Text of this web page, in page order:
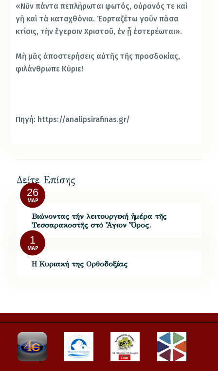
«Νῦν πάντα πεπλήρωται φωτός, οὐρανός τε καὶ
γῆ καὶ τὰ καταχθόνια. Ἑορταζέτω γοῦν πᾶσα
κτίσις, τὴν ἔγερσιν Χριστοῦ, ἐν ᾗ ἐστερέωται».
Μὴ μᾶς ἀποστερήσεις αὐτῆς τῆς προσδοκίας,
φιλάνθρωπε Κύριε!
Πηγή: https://analipsirafinas.gr/
Δείτε Επίσης
26
ΜΑΡ
Βιώνοντας τήν λειτουργική ἡμέρα τῆς
Τεσσαρακοστῆς στό Ἅγιον Ὅρος.
1
ΜΑΡ
Η Κυριακή της Ορθοδοξίας